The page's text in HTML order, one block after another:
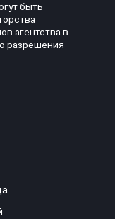
быть
агентства в
разрешения